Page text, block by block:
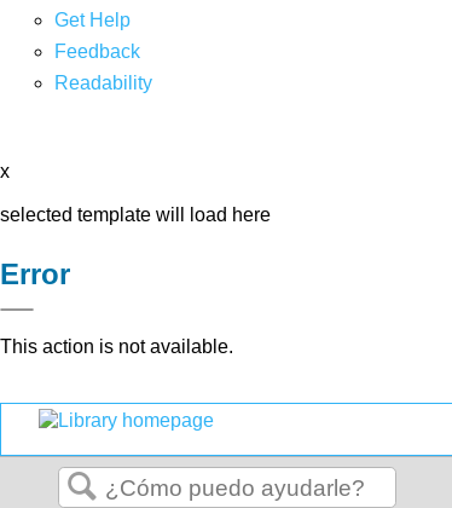
Get Help
Feedback
Readability
x
selected template will load here
Error
This action is not available.